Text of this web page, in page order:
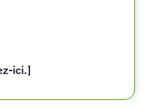
ici.]